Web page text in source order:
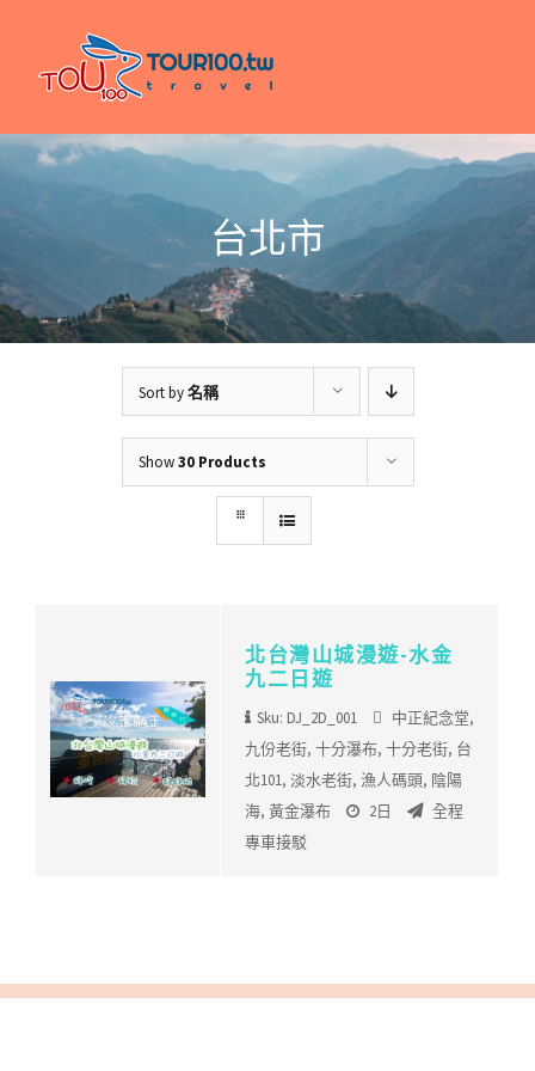
content
台北市
Sort by名稱
Show30 Products
北台灣山城漫遊-水金
九二日遊
Sku: DJ_2D_001 中正紀念堂,
九份老街, 十分瀑布, 十分老街, 台
北101, 淡水老街, 漁人碼頭, 陰陽
海, 黃金瀑布 2日
全程
專車接駁